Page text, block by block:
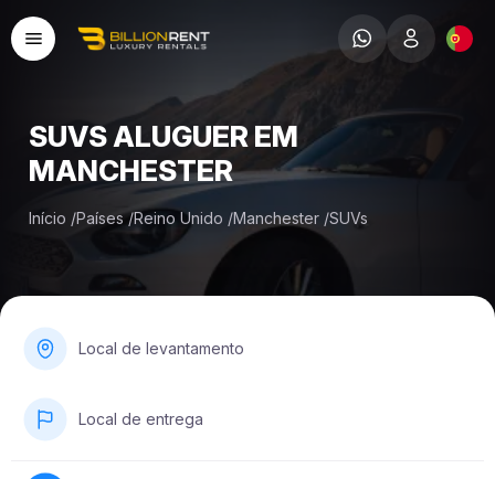
SUVS ALUGUER EM
MANCHESTER
Início /Países /Reino Unido /Manchester /SUVs
Local de levantamento
Local de entrega